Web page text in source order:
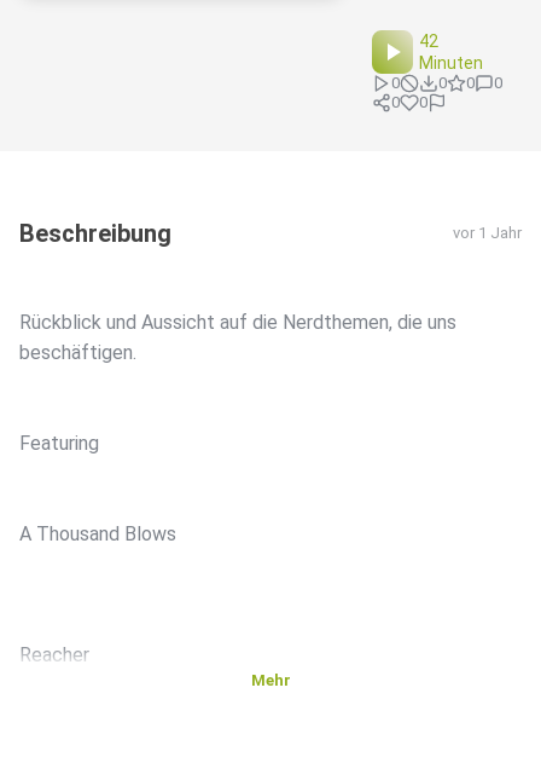
42
Minuten
0 0 0
0
0
0
Beschreibung vor 1 Jahr
Rückblick und Aussicht auf die Nerdthemen, die uns
beschäftigen.
Featuring
A Thousand Blows
Reacher
Mehr